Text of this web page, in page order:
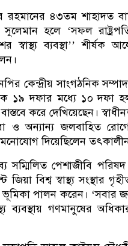
রহমানের ৪৩তম শাহাদত
হলে ‘সফল
স্বাস্থ্য ব্যবস্থা’’
কেন্দ্রীয় সাংগঠনিক
১৯ দফার মধ্যে ১০ দফা
করে দেখিয়েছেন।
ও অন্যান্য জলবাহিত
দিয়েছিলেন তৎকালীন
সম্মিলিত পেশাজীবি
জিয়া বিশ্ব স্বাস্থ্য সংস্থার
পালন করেন। ‘সবার জন্য
ব্যবস্থায় গণমানুষের